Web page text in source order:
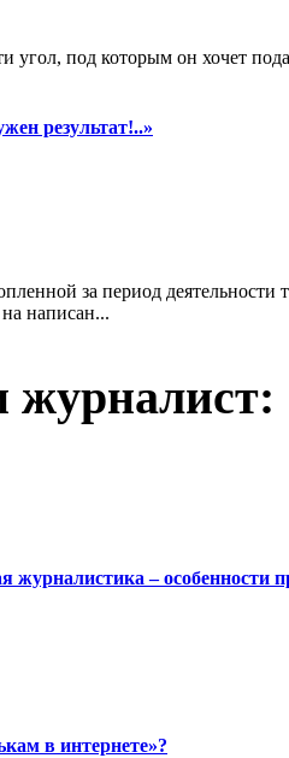
угол, под которым он хочет
результат!..»
за период
написан...
журналист:
журналистика – особенности
в интернете»?